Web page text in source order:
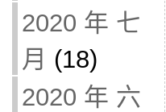
2020 年 七
月 (18)
2020 年 六